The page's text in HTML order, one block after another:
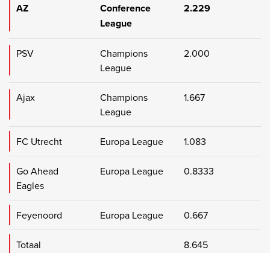
AZ
Conference
League
2.229
PSV
Champions
League
2.000
Ajax
Champions
League
1.667
FC Utrecht Europa League 1.083
Go Ahead
Eagles
Europa League 0.8333
Feyenoord Europa League 0.667
Totaal 8.645